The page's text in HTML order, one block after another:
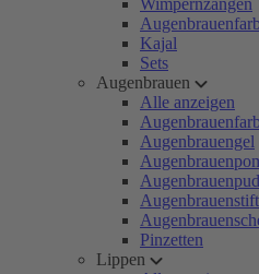
Wimpernzangen
Kajal
Sets
Augenbrauen
Alle anzeigen
Augenbrauengel
Pinzetten
Lippen